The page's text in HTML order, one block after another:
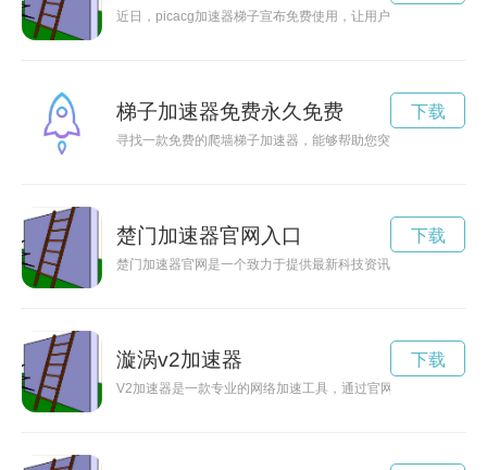
近日，picacg加速器梯子宣布免费使用，让用户尽情畅享网络
梯子加速器免费永久免费
寻找一款免费的爬墙梯子加速器，能够帮助您突破网络限制，
下载
楚门加速器官网入口
楚门加速器官网是一个致力于提供最新科技资讯和创新科技产
下载
漩涡v2加速器
V2加速器是一款专业的网络加速工具，通过官网可以方便快捷
下载